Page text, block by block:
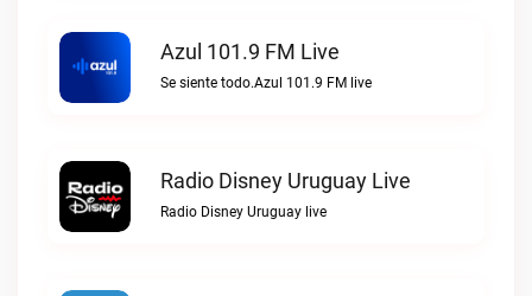
Azul 101.9 FM Live
Se siente todo.Azul 101.9 FM live
Radio Disney Uruguay Live
Radio Disney Uruguay live